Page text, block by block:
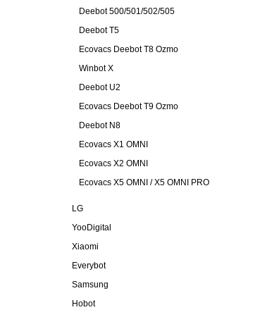
Deebot 500/501/502/505
Deebot T5
Ecovacs Deebot T8 Ozmo
Winbot X
Deebot U2
Ecovacs Deebot T9 Ozmo
Deebot N8
Ecovacs X1 OMNI
Ecovacs X2 OMNI
Ecovacs X5 OMNI / X5 OMNI PRO
LG
YooDigital
Xiaomi
Everybot
Samsung
Hobot